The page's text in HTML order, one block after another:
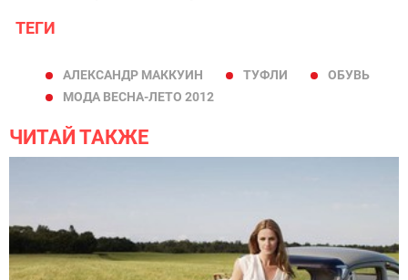
ТЕГИ
АЛЕКСАНДР МАККУИН ТУФЛИ
ОБУВЬ
МОДА ВЕСНА-ЛЕТО 2012
ЧИТАЙ ТАКЖЕ